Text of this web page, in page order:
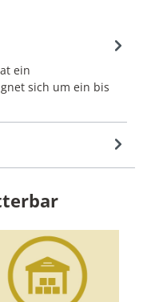
ein
sich um ein bis